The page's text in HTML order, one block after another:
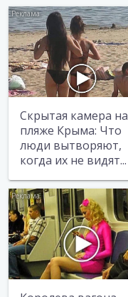
Скрытая камера на
пляже Крыма: Что
люди вытворяют,
когда их не видят...